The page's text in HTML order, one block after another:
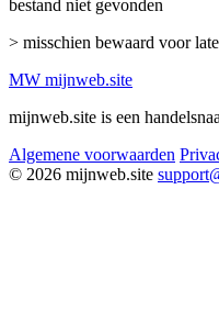
bestand niet gevonden
> misschien bewaard voor
MW mijnweb.site
mijnweb.site is een
Algemene voorwaarden
© 2026 mijnweb.site